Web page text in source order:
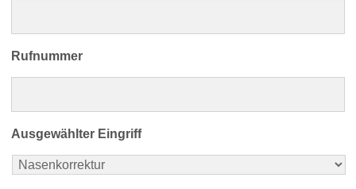
Rufnummer
Ausgewählter Eingriff